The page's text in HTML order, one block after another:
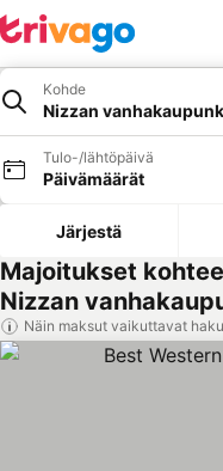
Kohde
Nizzan
Tulo-/lähtöpäivä
Päivämäärät
Järjestä
Majoitukset
Nizzan
Näin maksut vaikuttavat